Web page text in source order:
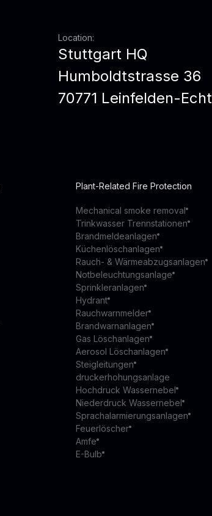
Location:
Stuttgart HQ
Humboldtstrasse 36
70771 Leinfelden-
Plant-Related Fire Protection
Mechanical smoke removal
Trinkwasser Trennstationen
Brandmeldeanlagen
Küchenlöschanlagen
Rauch- & Wärmeabzugsanlagen
Notbeleuchtungsanlage
Sprinkleranlagen
Hydrant
Rauchwarnmelder
Brandwarnanlagen
Gas Löschanlagen
Aerosol Löschanlagen
Steigleitungen
druckerhohungsanlage
Hochdruck Wassernebel
Niederdruck Wassernebel
Sprachalarmierungsanlagen
Feuerlöscher
Amfe
E-Bulb